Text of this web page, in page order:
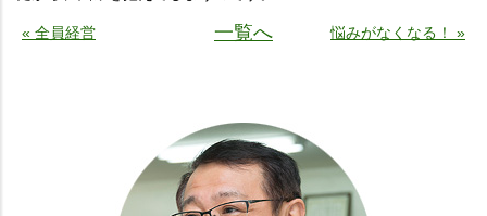
« 全員経営 一覧へ 悩みがなくなる！ »